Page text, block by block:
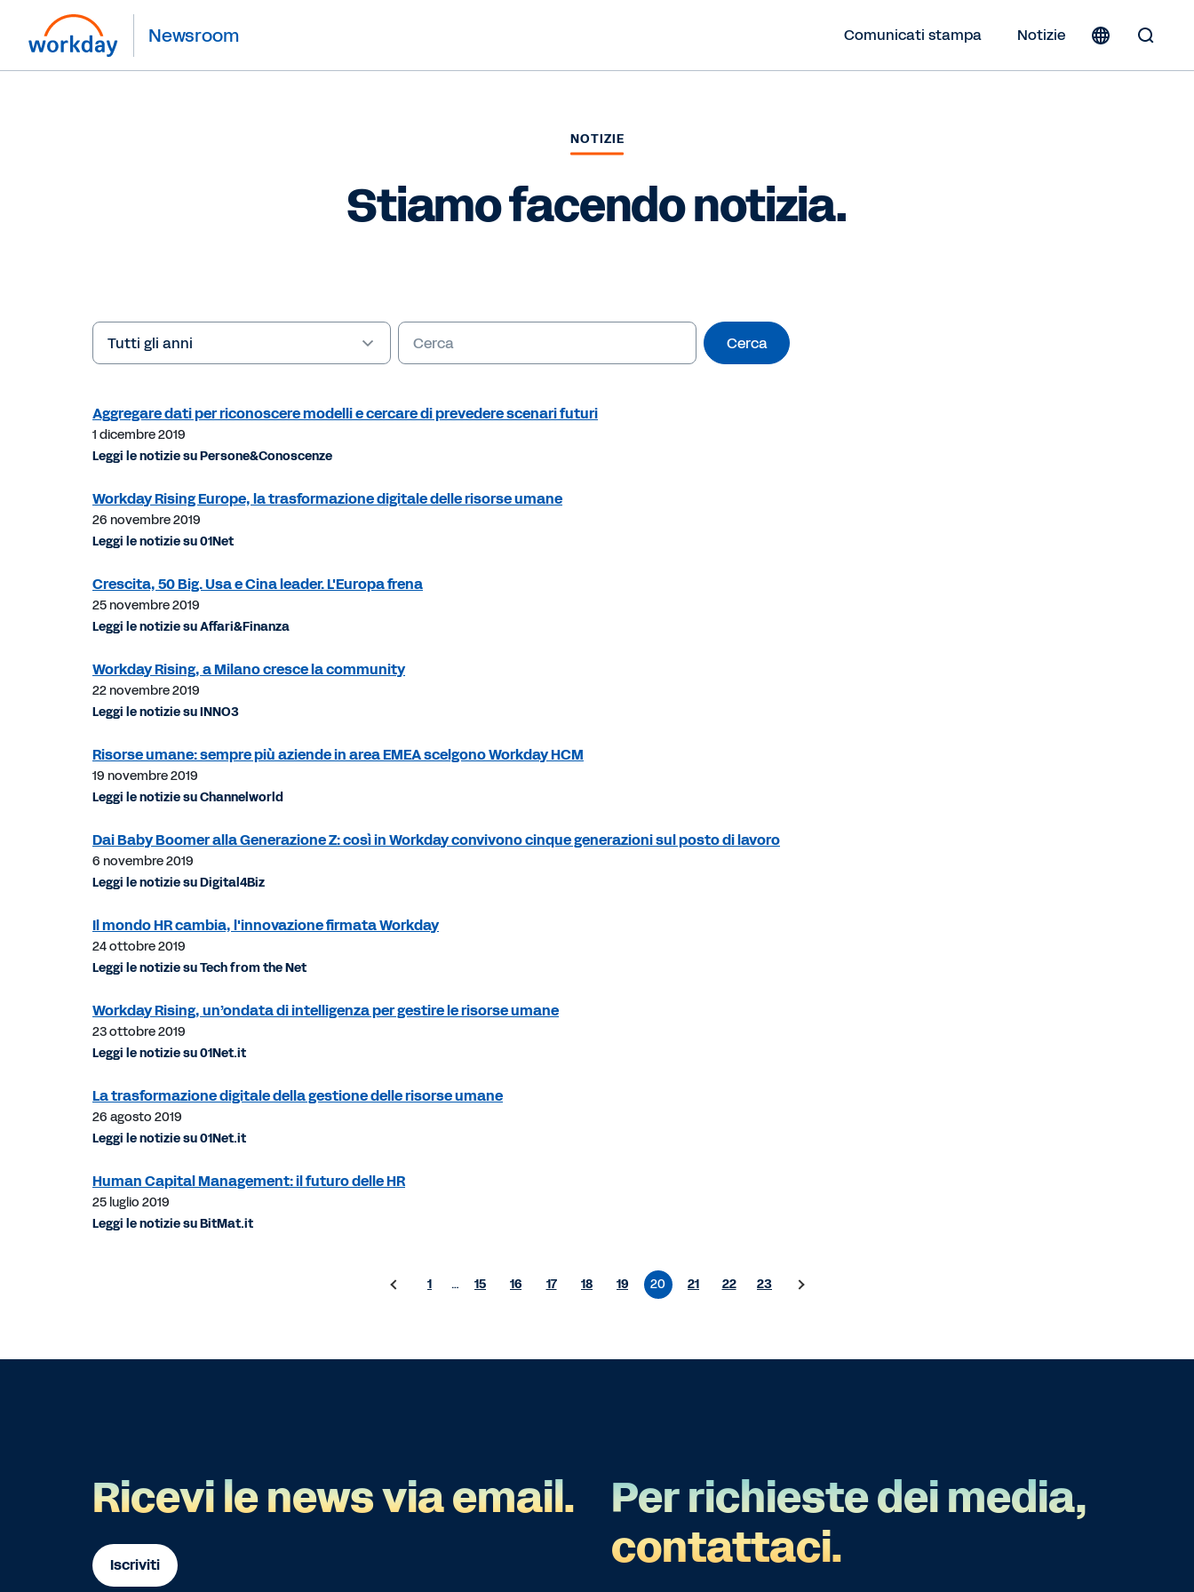
Newsroom Comunicati stampa
Notizie
NOTIZIE
Stiamo facendo notizia.
Year
Parole
Cerca
Aggregare dati per riconoscere modelli e cercare di prevedere scenari futuri
1 dicembre 2019
Leggi le notizie su Persone&Conoscenze
Workday Rising Europe, la trasformazione digitale delle risorse umane
26 novembre 2019
Leggi le notizie su 01Net
Crescita, 50 Big. Usa e Cina leader. L'Europa frena
25 novembre 2019
Leggi le notizie su Affari&Finanza
Workday Rising, a Milano cresce la community
22 novembre 2019
Leggi le notizie su INNO3
Risorse umane: sempre più aziende in area EMEA scelgono Workday HCM
19 novembre 2019
Leggi le notizie su Channelworld
Dai Baby Boomer alla Generazione Z: così in Workday convivono cinque generazioni sul posto di lavoro
6 novembre 2019
Leggi le notizie su Digital4Biz
Il mondo HR cambia, l'innovazione firmata Workday
24 ottobre 2019
Leggi le notizie su Tech from the Net
Workday Rising, un’ondata di intelligenza per gestire le risorse umane
23 ottobre 2019
Leggi le notizie su 01Net.it
La trasformazione digitale della gestione delle risorse umane
26 agosto 2019
Leggi le notizie su 01Net.it
Human Capital Management: il futuro delle HR
25 luglio 2019
Leggi le notizie su BitMat.it
1 … 15 16 17 18 19 20 21 22 23
Ricevi le news via email.
Iscriviti
Per richieste dei media,
contattaci.